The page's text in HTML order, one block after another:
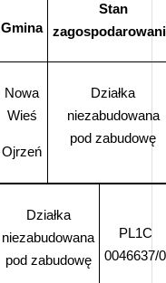
Stan
Gmina
Nowa
Wieś
Ojrzeń
Działka
niezabudowana
pod zabudowę
Działka
niezabudowana
pod zabudowę
PL1C
0046637/0